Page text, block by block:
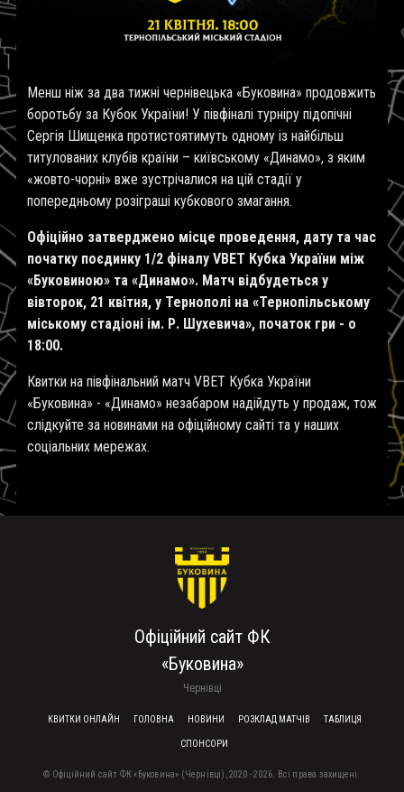
Менш ніж за два тижні чернівецька «Буковина» продовжить
боротьбу за Кубок України! У півфіналі турніру підопічні
Сергія Шищенка протистоятимуть одному із найбільш
титулованих клубів країни – київському «Динамо», з яким
«жовто-чорні» вже зустрічалися на цій стадії у
попередньому розіграші кубкового змагання.
Офіційно затверджено місце проведення, дату та час
початку поєдинку 1/2 фіналу VBET Кубка України між
«Буковиною» та «Динамо». Матч відбудеться у
вівторок, 21 квітня, у Тернополі на «Тернопільському
міському стадіоні ім. Р. Шухевича», початок гри - о
18:00.
Квитки на півфінальний матч VBET Кубка України
«Буковина» - «Динамо» незабаром надійдуть у продаж, тож
слідкуйте за новинами на офіційному сайті та у наших
соціальних мережах.
Офіційний сайт ФК
«Буковина»
Чернівці
FOOTER MENU
КВИТКИ ОНЛАЙН ГОЛОВНА НОВИНИ РОЗКЛАД МАТЧІВ ТАБЛИЦЯ
СПОНСОРИ
© Офіційний сайт ФК «Буковина» (Чернівці), 2020 - 2026. Всі права захищені.